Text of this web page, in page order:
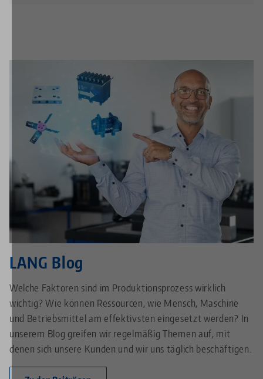
LANG Blog
Welche Faktoren sind im Produktionsprozess wirklich
wichtig? Wie können Ressourcen, wie Mensch, Maschine
und Betriebsmittel am effektivsten eingesetzt werden? In
unserem Blog greifen wir regelmäßig Themen auf, mit